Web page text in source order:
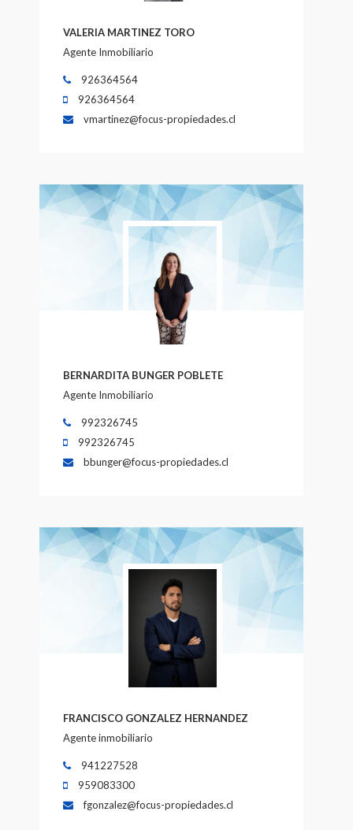
VALERIA MARTINEZ TORO
Agente Inmobiliario
926364564
926364564
vmartinez@focus-propiedades.cl
BERNARDITA BUNGER POBLETE
Agente Inmobiliario
992326745
992326745
bbunger@focus-propiedades.cl
FRANCISCO GONZALEZ HERNANDEZ
Agente inmobiliario
941227528
959083300
fgonzalez@focus-propiedades.cl